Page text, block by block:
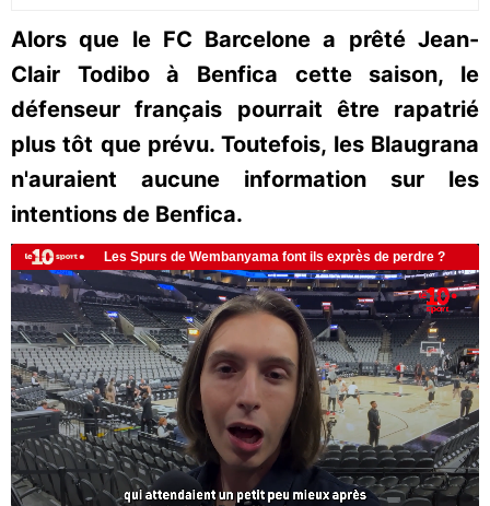
Alors que le FC Barcelone a prêté Jean-
Clair Todibo à Benfica cette saison, le
défenseur français pourrait être rapatrié
plus tôt que prévu. Toutefois, les Blaugrana
n'auraient aucune information sur les
intentions de Benfica.